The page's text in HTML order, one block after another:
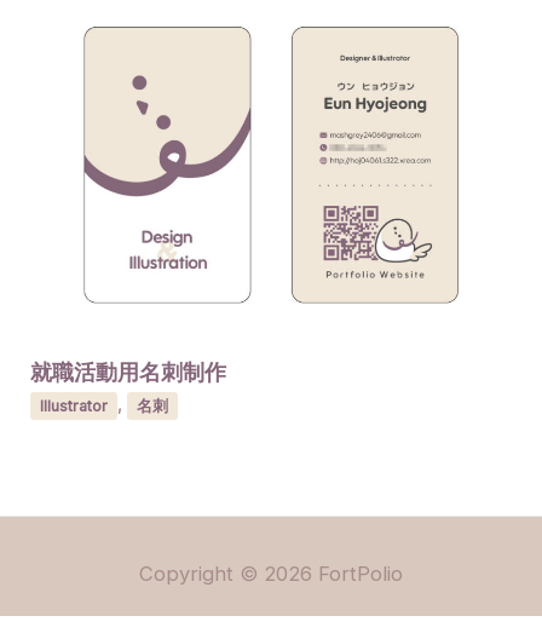
就職活動用名刺制作
Illustrator , 名刺
Copyright © 2026 FortPolio